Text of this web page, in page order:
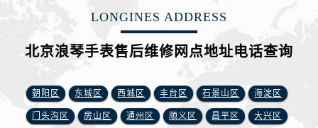
LONGINES ADDRESS
北京浪琴手表售后维修网点地址电话查询
朝阳区 东城区 西城区 丰台区 石景山区 海淀区
门头沟区 房山区 通州区 顺义区 昌平区 大兴区